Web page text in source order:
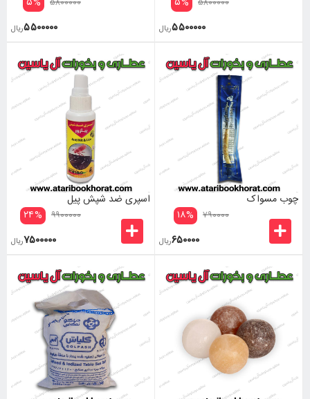
۵۵۰۰۰۰۰ریال ۵۵۰۰۰۰۰ریال
چوب مسواک
۷۹۰۰۰۰ ۱۸%
۶۵۰۰۰۰ریال
اسپری ضد شپش پیل
۹۹۰۰۰۰۰ ۲۴%
۷۵۰۰۰۰۰ریال